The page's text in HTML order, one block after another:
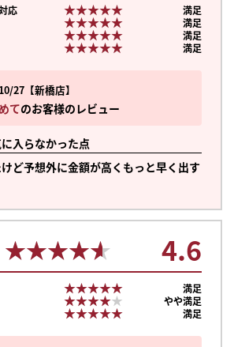
27 新橋店
てのお客様のレビュー
入らなかった点
ど予想外に金額が高くもっと早く出す
応 ★★★★★
★★★★★
満足
★★★★★
★★★★★
満足
★★★★★
★★★★★
満足
★★★★★
★★★★★ 満足
★★★★★
★★★★★ 4.6
★★★★★
★★★★★
満足
★★★★★
★★★★★
やや満足
★★★★★
★★★★★ 満足